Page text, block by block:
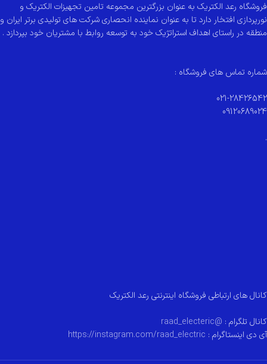
فروشگاه رعد الکتریک به عنوان بزرگترین مجموعه تامین تجهیزات الکتریک و
نورپردازی افتخار دارد تا به عنوان نماینده انحصاری شرکت های تولیدی برتر ایران و
منطقه در راستای اهداف استراتژیک خود به توسعه روابط با مشتریان خود بپردازد .
شماره تماس های فروشگاه :
021-28426542
09120689024
.
کانال های ارتباطی فروشگاه اینترنتی رعد الکتریک
کانال تلگرام : @raad_electeric
آی دی اینستاگرام : https://instagram.com/raad_electric